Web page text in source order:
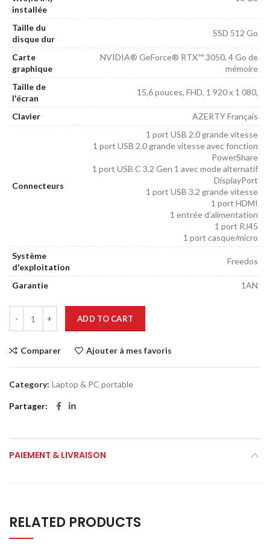
installée
Taille du
disque dur
SSD 512 Go
Carte
graphique
NVIDIA® GeForce® RTX™ 3050, 4 Go de
mémoire
Taille de
l'écran
15,6 pouces, FHD, 1 920 x 1 080,
Clavier AZERTY Français
Connecteurs
1 port USB 2.0 grande vitesse
1 port USB 2.0 grande vitesse avec fonction
PowerShare
1 port USB C 3.2 Gen 1 avec mode alternatif
DisplayPort
1 port USB 3.2 grande vitesse
1 port HDMI
1 entrée d’alimentation
1 port RJ45
1 port casque/micro
Système
d'exploitation
Freedos
Garantie 1AN
ADD TO CART
Comparer Ajouter à mes favoris
Category: Laptop & PC portable
Partager
PAIEMENT & LIVRAISON
RELATED PRODUCTS